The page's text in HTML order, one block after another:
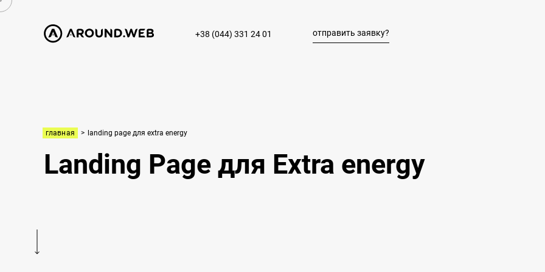
+38 (044) 331 24 01 отправить заявку?
главная > landing page для extra energy
Landing Page для Extra energy